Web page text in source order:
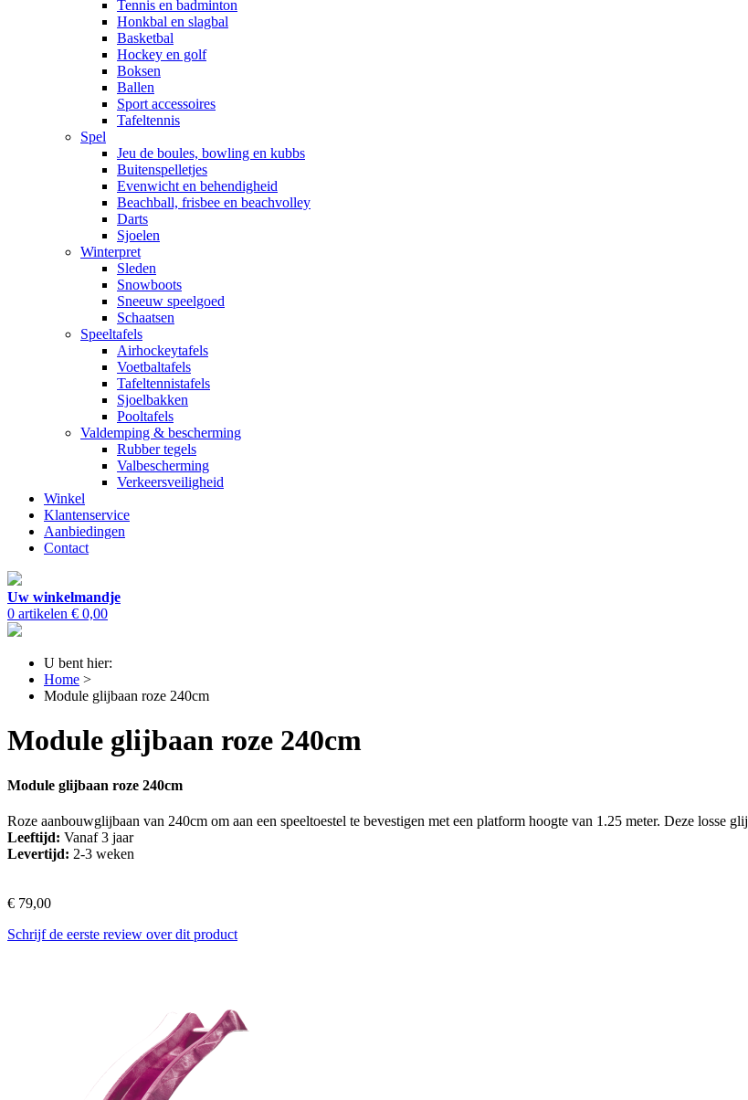
Tennis en badminton
Honkbal en slagbal
Basketbal
Hockey en golf
Boksen
Ballen
Sport accessoires
Tafeltennis
Spel
Jeu de boules, bowling en kubbs
Buitenspelletjes
Evenwicht en behendigheid
Beachball, frisbee en beachvolley
Darts
Sjoelen
Winterpret
Sleden
Snowboots
Sneeuw speelgoed
Schaatsen
Speeltafels
Airhockeytafels
Voetbaltafels
Tafeltennistafels
Sjoelbakken
Pooltafels
Valdemping & bescherming
Rubber tegels
Valbescherming
Verkeersveiligheid
Winkel
Klantenservice
Aanbiedingen
Contact
Uw winkelmandje
0 artikelen € 0,00
U bent hier:
Home >
Module glijbaan roze 240cm
Module glijbaan roze 240cm
Module glijbaan roze 240cm
Roze aanbouwglijbaan van 240cm om aan een speeltoestel te bevestigen met een platform hoogte van 1.25 meter. Deze losse
Leeftijd: Vanaf 3 jaar
Levertijd: 2-3 weken
€ 79,00
Schrijf de eerste review over dit product